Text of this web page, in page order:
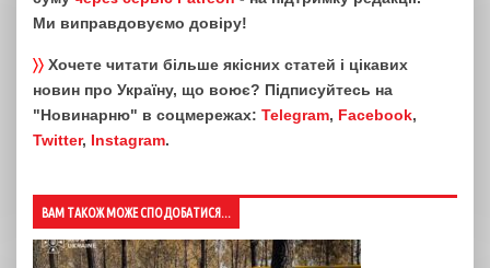
Ми виправдовуємо довіру!
〉〉 Хочете читати більше якісних статей і цікавих
новин про Україну, що воює? Підписуйтесь на
"Новинарню" в соцмережах: Telegram, Facebook,
Twitter, Instagram.
ВАМ ТАКОЖ МОЖЕ СПОДОБАТИСЯ...